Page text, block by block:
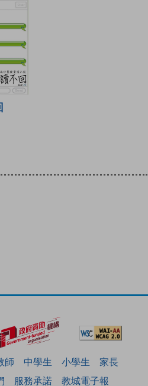
師 中學生 小學生
家長
服務承諾 教城電子報